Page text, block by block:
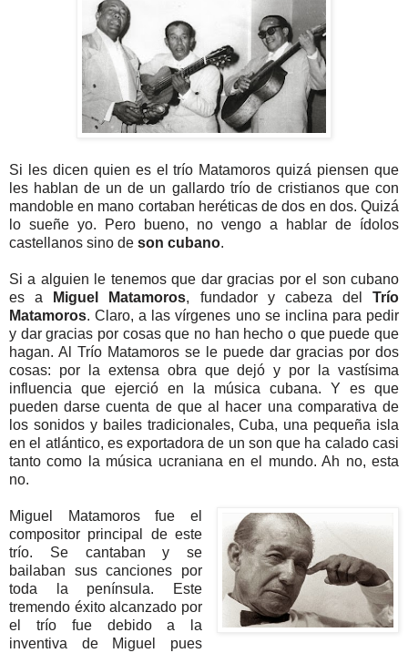
Si les dicen quien es el trío Matamoros quizá piensen que
les hablan de un de un gallardo trío de cristianos que con
mandoble en mano cortaban heréticas de dos en dos. Quizá
lo sueñe yo. Pero bueno, no vengo a hablar de ídolos
castellanos sino de son cubano.
Si a alguien le tenemos que dar gracias por el son cubano
es a
Miguel Matamoros, fundador y cabeza del Trío
Matamoros. Claro, a las vírgenes uno se inclina para pedir
y dar gracias por cosas que no han hecho o que puede que
hagan. Al Trío Matamoros se le puede dar gracias por dos
cosas: por la extensa obra que dejó y por la vastísima
influencia que ejerció en la música cubana. Y es que
pueden darse cuenta de que al hacer una comparativa de
los sonidos y bailes tradicionales, Cuba, una pequeña isla
en el atlántico, es exportadora de un son que ha calado casi
tanto como la música ucraniana en el mundo. Ah no, esta
no.
Miguel Matamoros fue el
compositor principal de este
trío. Se cantaban y se
bailaban sus canciones por
toda la península. Este
tremendo éxito alcanzado por
el trío fue debido a la
inventiva de Miguel pues